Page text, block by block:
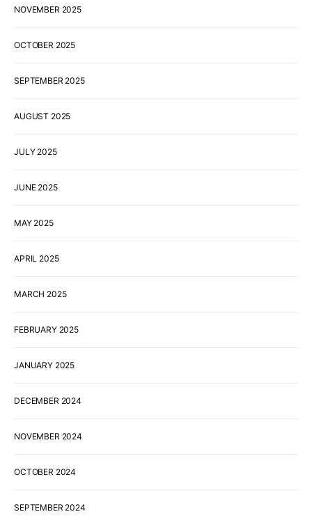
NOVEMBER 2025
OCTOBER 2025
SEPTEMBER 2025
AUGUST 2025
JULY 2025
JUNE 2025
MAY 2025
APRIL 2025
MARCH 2025
FEBRUARY 2025
JANUARY 2025
DECEMBER 2024
NOVEMBER 2024
OCTOBER 2024
SEPTEMBER 2024